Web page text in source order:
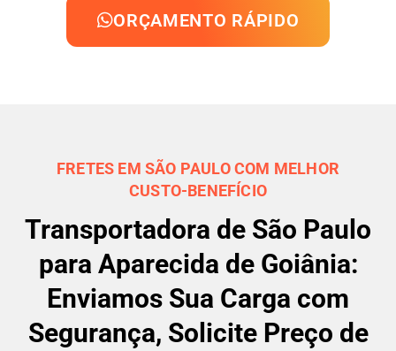
ORÇAMENTO RÁPIDO
FRETES EM SÃO PAULO COM MELHOR
CUSTO-BENEFÍCIO
Transportadora de São Paulo
para Aparecida de Goiânia:
Enviamos Sua Carga com
Segurança, Solicite Preço de